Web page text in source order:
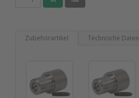
Zubehörartikel Technische Daten